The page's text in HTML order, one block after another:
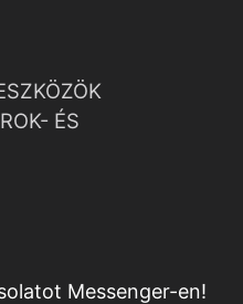
ÉS
Messenger-en!